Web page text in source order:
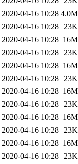
2020-04-16 10:28 4.0M
2020-04-16 10:28 23K
2020-04-16 10:28 16M
2020-04-16 10:28 23K
2020-04-16 10:28 16M
2020-04-16 10:28 23K
2020-04-16 10:28 16M
2020-04-16 10:28 23K
2020-04-16 10:28 16M
2020-04-16 10:28 23K
2020-04-16 10:28 16M
2020-04-16 10:28 23K